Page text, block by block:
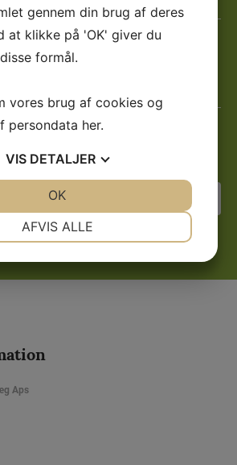
Aps
gennem din brug af deres
at klikke på 'OK' giver du
formål.
vores brug af cookies og
persondata her.
VIS DETALJER
AFVIS ALLE
OK